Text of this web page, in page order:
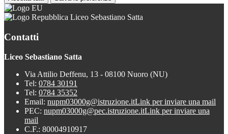
Liceo Sebastiano Satta
Contatti
Liceo Sebastiano Satta
Via Attilio Deffenu, 13 - 08100 Nuoro (NU)
Tel: 0784 30191
Tel: 0784 35352
Email: nupm03000g@istruzione.itLink per inviare una mail
PEC: nupm03000g@pec.istruzione.itLink per inviare una
mail
C.F.: 80004910917